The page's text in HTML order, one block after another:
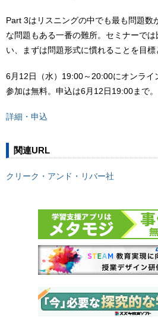
Part 3はリスニングの中でも最も問題数
な問題もある一番の難所。セミナーで
い、まずは問題形式に慣れることを目標
6月12日（水）19:00～20:00にオンライ
参加は無料。申込は6月12日19:00まで。
詳細・申込
関連URL
クリーク・アンド・リバー社